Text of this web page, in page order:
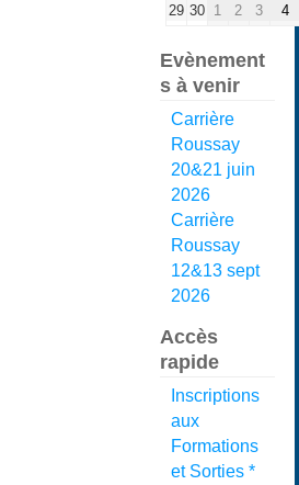
29 30 1 2 3 4
Evènement
s à venir
Carrière
Roussay
20&21 juin
2026
Carrière
Roussay
12&13 sept
2026
Accès
rapide
Inscriptions
aux
Formations
et Sorties *